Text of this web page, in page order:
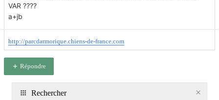
VAR ????
a+jb
http://parcdarmorique.chiens-de-france.com
Répondre
Rechercher